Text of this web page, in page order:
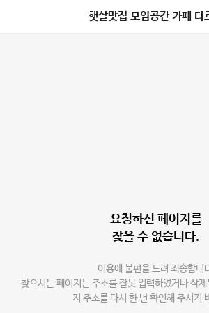
햇살맛집 모임공간 카페 다
요청하신 페이지를
찾을 수 없습니다.
이용에 불편을 드려 죄송합니
찾으시는 페이지는 주소를 잘못 입력하였거나 삭제
지 주소를 다시 한 번 확인해 주시기